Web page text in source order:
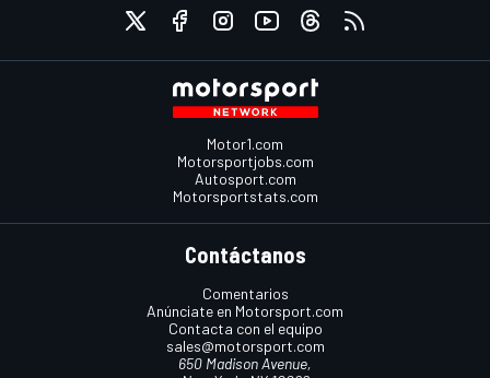
Motor1.com
Motorsportjobs.com
Autosport.com
Motorsportstats.com
Contáctanos
Comentarios
Anúnciate en Motorsport.com
Contacta con el equipo
sales@motorsport.com
650 Madison Avenue,